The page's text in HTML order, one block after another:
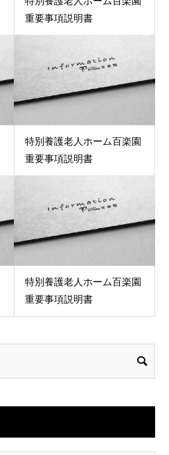
重要事項説明書
特別養護老人ホーム百楽園
重要事項説明書
特別養護老人ホーム百楽園
重要事項説明書